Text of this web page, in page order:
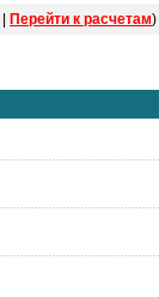
| Перейти к расчетам)